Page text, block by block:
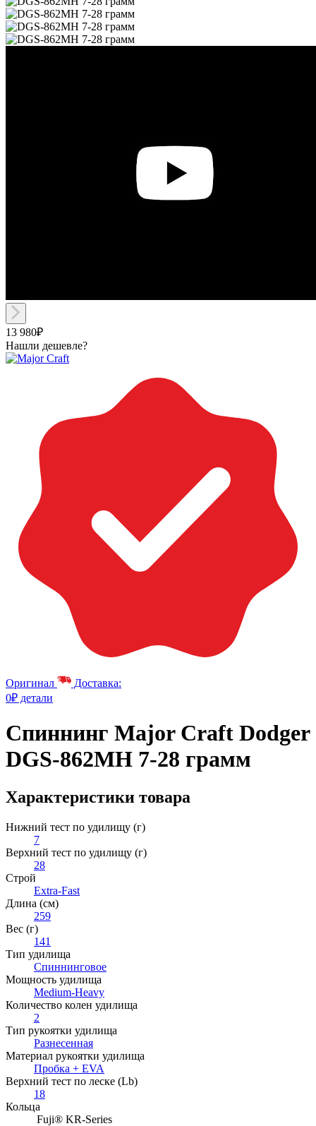
13 980₽
Нашли дешевле?
Оригинал
Доставка:
0₽ детали
Спиннинг Major Craft Dodger
DGS-862MH 7-28 грамм
Характеристики товара
Нижний тест по удилищу (г)
7
Верхний тест по удилищу (г)
28
Строй
Extra-Fast
Длина (см)
259
Вес (г)
141
Тип удилища
Спиннинговое
Мощность удилища
Medium-Heavy
Количество колен удилища
2
Тип рукоятки удилища
Разнесенная
Материал рукоятки удилища
Пробка + EVA
Верхний тест по леске (Lb)
18
Кольца
Fuji® KR-Series